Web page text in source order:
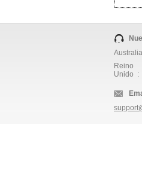
Reino
Unido :